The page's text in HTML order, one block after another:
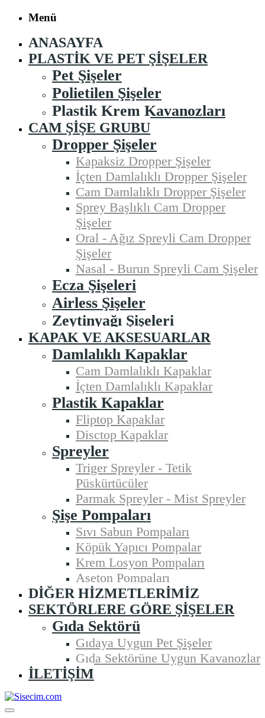
Menü
ANASAYFA
PLASTIK VE PET ŞIŞELER
Pet Şişeler
Polietilen Şişeler
Plastik Krem Kavanozları
CAM ŞIŞE GRUBU
Dropper Şişeler
Kapaksiz Dropper Şişeler
İçten Damlalıklı Dropper Şişeler
Cam Damlalıklı Dropper Şişeler
Sprey Başlıklı Cam Dropper
Şişeler
Oral - Ağız Spreyli Cam Dropper
Şişeler
Nasal - Burun Spreyli Cam Şişeler
Ecza Şişeleri
Airless Şişeler
Zeytinyağı Şişeleri
KAPAK VE AKSESUARLAR
Damlalıklı Kapaklar
Cam Damlalıklı Kapaklar
İçten Damlalıklı Kapaklar
Plastik Kapaklar
Fliptop Kapaklar
Disctop Kapaklar
Spreyler
Triger Spreyler - Tetik
Püskürtücüler
Parmak Spreyler - Mist Spreyler
Şişe Pompaları
Sıvı Sabun Pompaları
Köpük Yapıcı Pompalar
Krem Losyon Pompaları
Aseton Pompaları
DIĞER HIZMETLERIMIZ
SEKTÖRLERE GÖRE ŞIŞELER
Gıda Sektörü
Gıdaya Uygun Pet Şişeler
Gıda Sektörüne Uygun Kavanozlar
İLETIŞIM